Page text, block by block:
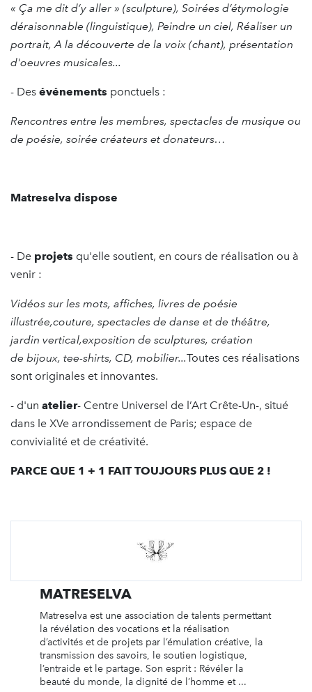
« Ça me dit d’y aller » (sculpture), Soirées d’étymologie
déraisonnable (linguistique), Peindre un ciel, Réaliser un
portrait, A la découverte de la voix (chant), présentation
d'oeuvres musicales...
- Des événements ponctuels :
Rencontres entre les membres, spectacles de musique ou
de poésie, soirée créateurs et donateurs…
Matreselva dispose
- De projets qu'elle soutient, en cours de réalisation ou à
venir :
Vidéos sur les mots, affiches, livres de poésie
illustrée,couture, spectacles de danse et de théâtre,
jardin vertical,exposition de sculptures, création
de bijoux, tee-shirts, CD, mobilier...Toutes ces réalisations
sont originales et innovantes.
- d'un atelier- Centre Universel de l’Art Crête-Un-, situé
dans le XVe arrondissement de Paris; espace de
convivialité et de créativité.
PARCE QUE 1 + 1 FAIT TOUJOURS PLUS QUE 2 !
MATRESELVA
Matreselva est une association de talents permettant
la révélation des vocations et la réalisation
d’activités et de projets par l’émulation créative, la
transmission des savoirs, le soutien logistique,
l’entraide et le partage. Son esprit : Révéler la
beauté du monde, la dignité de l’homme et ...